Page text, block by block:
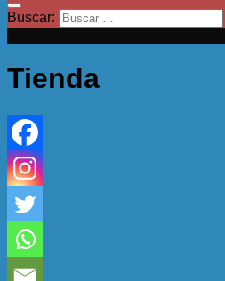
Buscar:
Tienda